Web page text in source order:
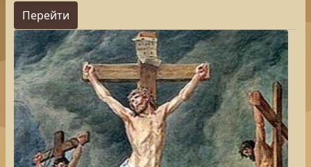
Перейти